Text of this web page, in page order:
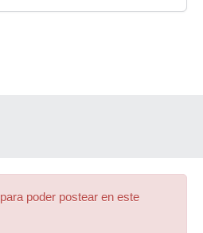
para poder postear en este